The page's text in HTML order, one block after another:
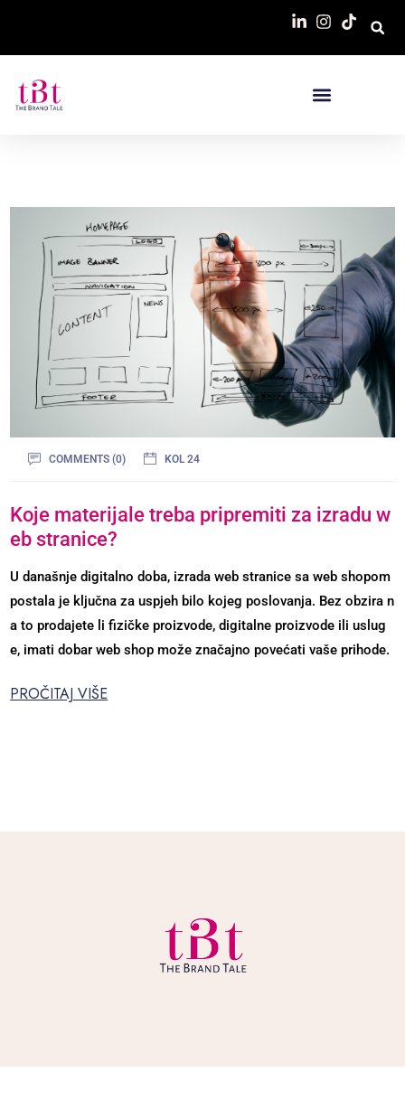
COMMENTS (0) KOL 24
Koje materijale treba pripremiti za izradu w
eb stranice?
U današnje digitalno doba, izrada web stranice sa web shopom
postala je ključna za uspjeh bilo kojeg poslovanja. Bez obzira n
a to prodajete li fizičke proizvode, digitalne proizvode ili uslug
e, imati dobar web shop može značajno povećati vaše prihode.
PROČITAJ VIŠE